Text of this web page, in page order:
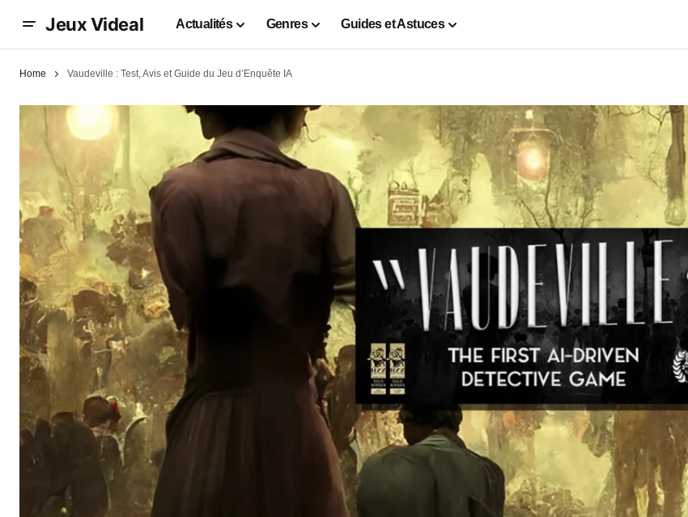
Jeux Videal Actualités Genres Guides et Astuces
Home Vaudeville : Test, Avis et Guide du Jeu d’Enquête IA